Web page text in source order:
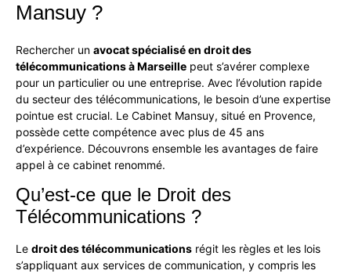
Mansuy ?
Rechercher un avocat spécialisé en droit des
télécommunications à Marseille peut s’avérer complexe
pour un particulier ou une entreprise. Avec l’évolution rapide
du secteur des télécommunications, le besoin d’une expertise
pointue est crucial. Le Cabinet Mansuy, situé en Provence,
possède cette compétence avec plus de 45 ans
d’expérience. Découvrons ensemble les avantages de faire
appel à ce cabinet renommé.
Qu’est-ce que le Droit des
Télécommunications ?
Le droit des télécommunications régit les règles et les lois
s’appliquant aux services de communication, y compris les